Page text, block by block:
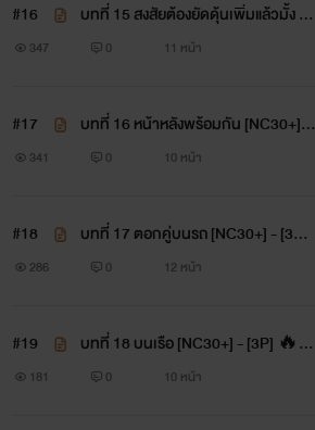
#16
บทที่ 15 สงสัยต้องยัดดุ้นเพิ่มแล้วมั้ง [N
C30+] - [5P] 🔥 🔥 🔥
347 0 11 หน้า
#17
บทที่ 16 หน้าหลังพร้อมกัน [NC30+] +
[3P] 🔥 🔥 🔥
341 0 10 หน้า
#18
บทที่ 17 ตอกคู่บนรถ [NC30+] - [3P]
🔥 🔥 🔥
286 0 12 หน้า
#19
บทที่ 18 บนเรือ [NC30+] - [3P] 🔥
🔥 🔥
181 0 10 หน้า